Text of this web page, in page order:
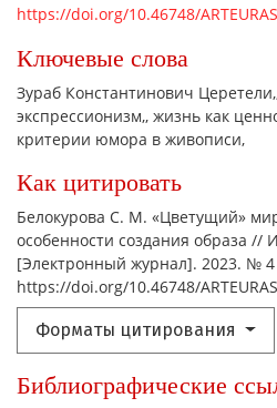
Ключевые слова
Зураб Константинович Церетели,
экспрессионизм, жизнь как
критерии юмора в живописи,
Как цитировать
Белокурова С. М. «Цветущий»
особенности создания образа //
[Электронный журнал]. 2023. № 4
https://doi.org/10.46748/
Форматы цитирования
https://doi.org/10.46748/
Библиографические